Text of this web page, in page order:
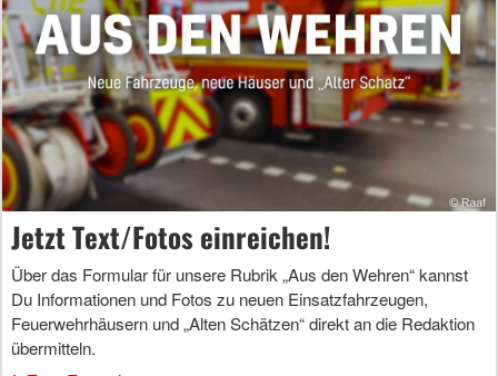
Jetzt Text/Fotos einreichen!
Über das Formular für unsere Rubrik „Aus den Wehren“ kannst
Du Informationen und Fotos zu neuen Einsatzfahrzeugen,
Feuerwehrhäusern und „Alten Schätzen“ direkt an die Redaktion
übermitteln.